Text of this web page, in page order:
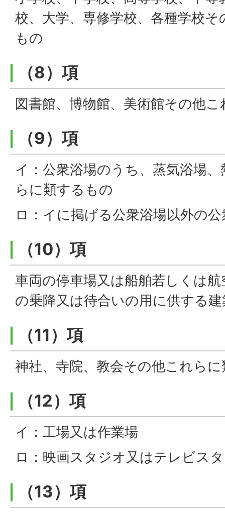
校、大学、専修学校、各種学校
もの
（8）項
図書館、博物館、美術館その他
（9）項
イ：公衆浴場のうち、蒸気浴場
らに類するもの
ロ：イに掲げる公衆浴場以外の
（10）項
車両の停車場又は船舶若しくは
の乗降又は待合いの用に供する
（11）項
神社、寺院、教会その他これら
（12）項
イ：工場又は作業場
ロ：映画スタジオ又はテレビス
（13）項